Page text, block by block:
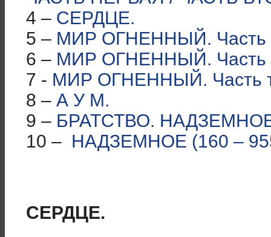
4 – СЕРДЦЕ.
5 – МИР ОГНЕННЫЙ. Часть
6 – МИР ОГНЕННЫЙ. Часть
7 - МИР ОГНЕННЫЙ. Часть
8 – А У М.
9 – БРАТСТВО. НАДЗЕМНОЕ
10 – НАДЗЕМНОЕ (160 –
СЕРДЦЕ.